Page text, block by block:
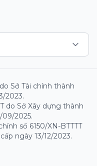
Sở Tài chính thành
2023.
do Sở Xây dựng thành
2025.
số 6150/XN-BTTTT
ngày 13/12/2023.